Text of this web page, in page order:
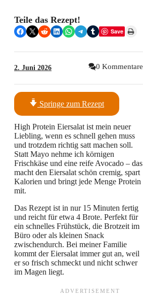
Teile das Rezept!
Share on Facebook
Share on X Share on RedditShare on LinkedIn
Share on WhatsApp
Share on Telegram
Share on TumblrSave Print this Page
2. Juni 2026 0 Kommentare
Springe zum Rezept
High Protein Eiersalat ist mein neuer
Liebling, wenn es schnell gehen muss
und trotzdem richtig satt machen soll.
Statt Mayo nehme ich körnigen
Frischkäse und eine reife Avocado – das
macht den Eiersalat schön cremig, spart
Kalorien und bringt jede Menge Protein
mit.
Das Rezept ist in nur 15 Minuten fertig
und reicht für etwa 4 Brote. Perfekt für
ein schnelles Frühstück, die Brotzeit im
Büro oder als kleinen Snack
zwischendurch. Bei meiner Familie
kommt der Eiersalat immer gut an, weil
er so frisch schmeckt und nicht schwer
im Magen liegt.